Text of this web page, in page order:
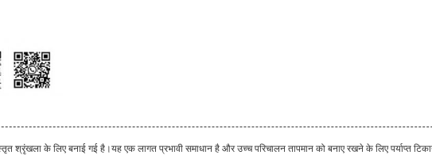
के लिए बनाई गई है।यह एक लागत प्रभावी समाधान है और उच्च परिचालन तापमान को बनाए रखने के लिए पर्याप्त टिकाऊ